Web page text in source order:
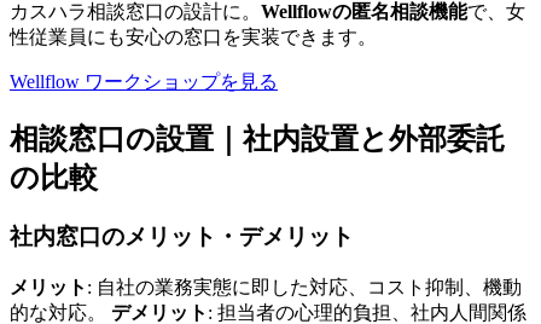
カスハラ相談窓口の設計に。 Wellflowの匿名相談機能で、女
性従業員にも安心の窓口を実装できます。
Wellflow ワークショップを見る
相談窓口の設置｜社内設置と外部委託
の比較
社内窓口のメリット・デメリット
メリット : 自社の業務実態に即した対応、コスト抑制、機動
的な対応。 デメリット : 担当者の心理的負担、社内人間関係